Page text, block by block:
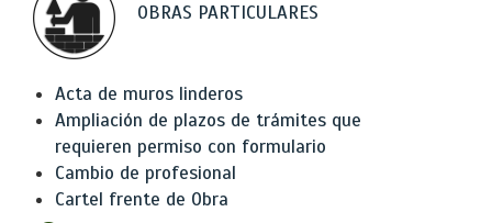
OBRAS PARTICULARES
Acta de muros linderos
Ampliación de plazos de trámites que
requieren permiso con formulario
Cambio de profesional
Cartel frente de Obra